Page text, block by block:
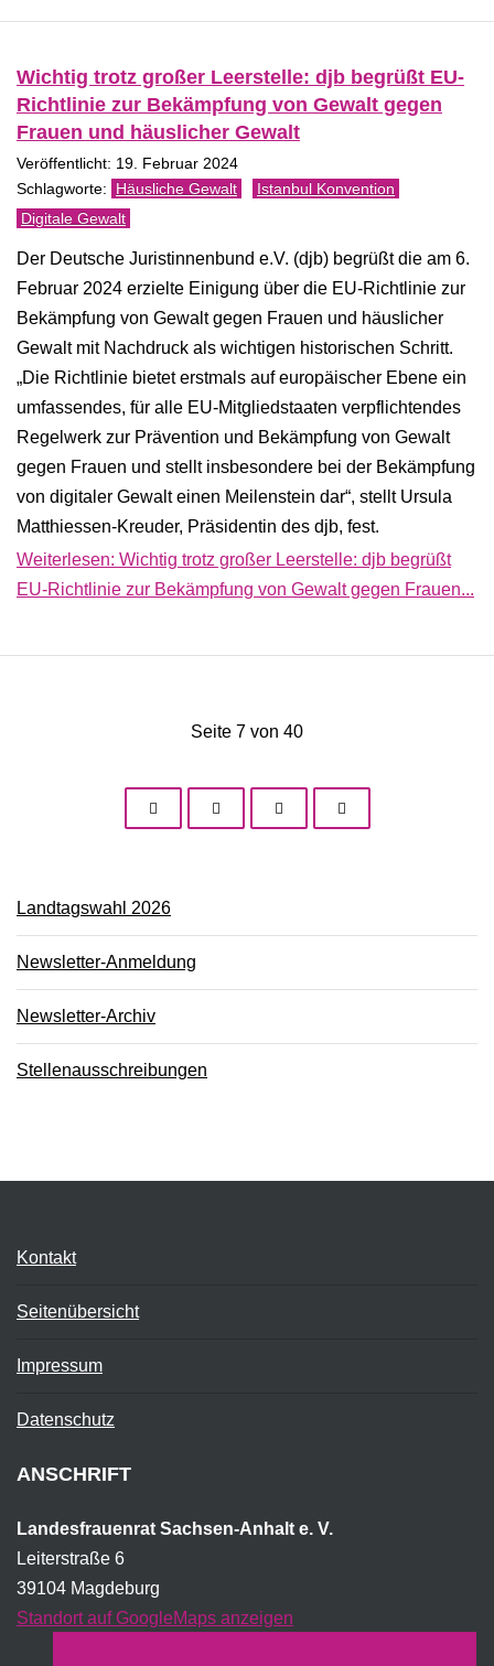
Wichtig trotz großer Leerstelle: djb begrüßt EU-
Richtlinie zur Bekämpfung von Gewalt gegen
Frauen und häuslicher Gewalt
Veröffentlicht: 19. Februar 2024
Häusliche Gewalt
Istanbul Konvention
Digitale Gewalt
Der Deutsche Juristinnenbund e.V. (djb) begrüßt die am 6.
Februar 2024 erzielte Einigung über die EU-Richtlinie zur
Bekämpfung von Gewalt gegen Frauen und häuslicher
Gewalt mit Nachdruck als wichtigen historischen Schritt.
„Die Richtlinie bietet erstmals auf europäischer Ebene ein
umfassendes, für alle EU-Mitgliedstaaten verpflichtendes
Regelwerk zur Prävention und Bekämpfung von Gewalt
gegen Frauen und stellt insbesondere bei der Bekämpfung
von digitaler Gewalt einen Meilenstein dar“, stellt Ursula
Matthiessen-Kreuder, Präsidentin des djb, fest.
Weiterlesen: Wichtig trotz großer Leerstelle: djb begrüßt
EU-Richtlinie zur Bekämpfung von Gewalt gegen Frauen...
Seite 7 von 40
Landtagswahl 2026
Newsletter-Anmeldung
Newsletter-Archiv
Stellenausschreibungen
Kontakt
Seitenübersicht
Impressum
Datenschutz
ANSCHRIFT
Landesfrauenrat Sachsen-Anhalt e. V.
Leiterstraße 6
39104 Magdeburg
Standort auf GoogleMaps anzeigen